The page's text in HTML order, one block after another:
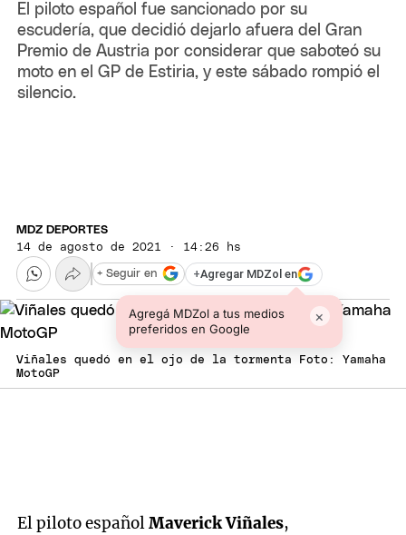
El piloto español fue sancionado por su
escudería, que decidió dejarlo afuera del Gran
Premio de Austria por considerar que saboteó su
moto en el GP de Estiria, y este sábado rompió el
silencio.
MDZ DEPORTES
14 de agosto de 2021 · 14:26 hs
+Agregar MDZol en
Agregá MDZol a tus medios
preferidos en Google
×
+ Seguir en
Viñales quedó en el ojo de la tormenta Foto: Yamaha
MotoGP
El piloto españolMaverick Viñales,